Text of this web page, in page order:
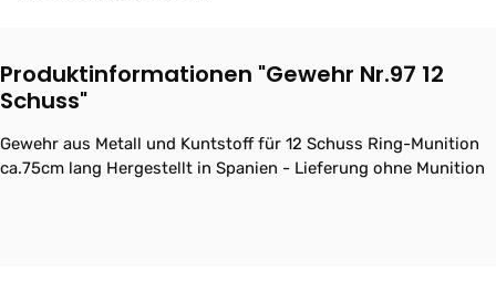
Produktinformationen "Gewehr Nr.97 12
Schuss"
Gewehr aus Metall und Kuntstoff für 12 Schuss Ring-Munition
ca.75cm lang Hergestellt in Spanien - Lieferung ohne Munition